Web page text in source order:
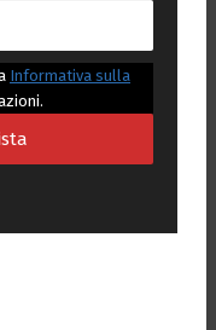
Informativa sulla